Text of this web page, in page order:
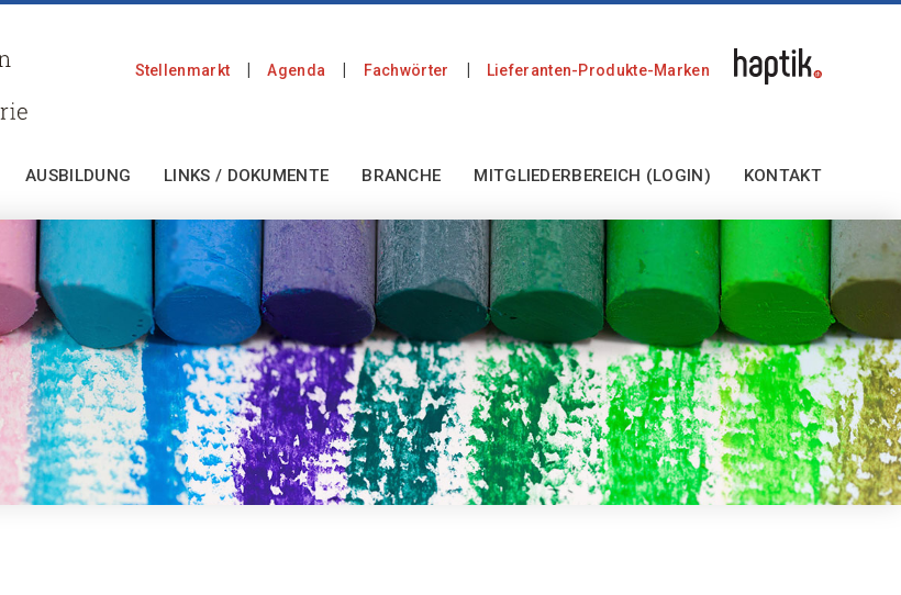
Stellenmarkt Agenda Fachwörter Lieferanten-Produkte-Marken
AUSBILDUNG LINKS / DOKUMENTE BRANCHE MITGLIEDERBEREICH (LOGIN) KONTAKT